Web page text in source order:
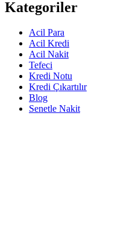
Kategoriler
Acil Para
Acil Kredi
Acil Nakit
Tefeci
Kredi Notu
Kredi Çıkartılır
Blog
Senetle Nakit